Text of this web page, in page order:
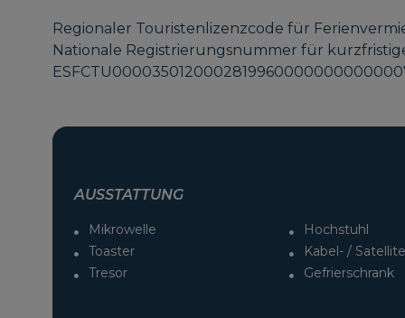
Regionaler Touristenlizenzcode für
Nationale Registrierungsnummer für
AUSSTATTUNG
Mikrowelle Hochstuhl
Toaster
Kabel- /
Tresor
Gefrierschrank